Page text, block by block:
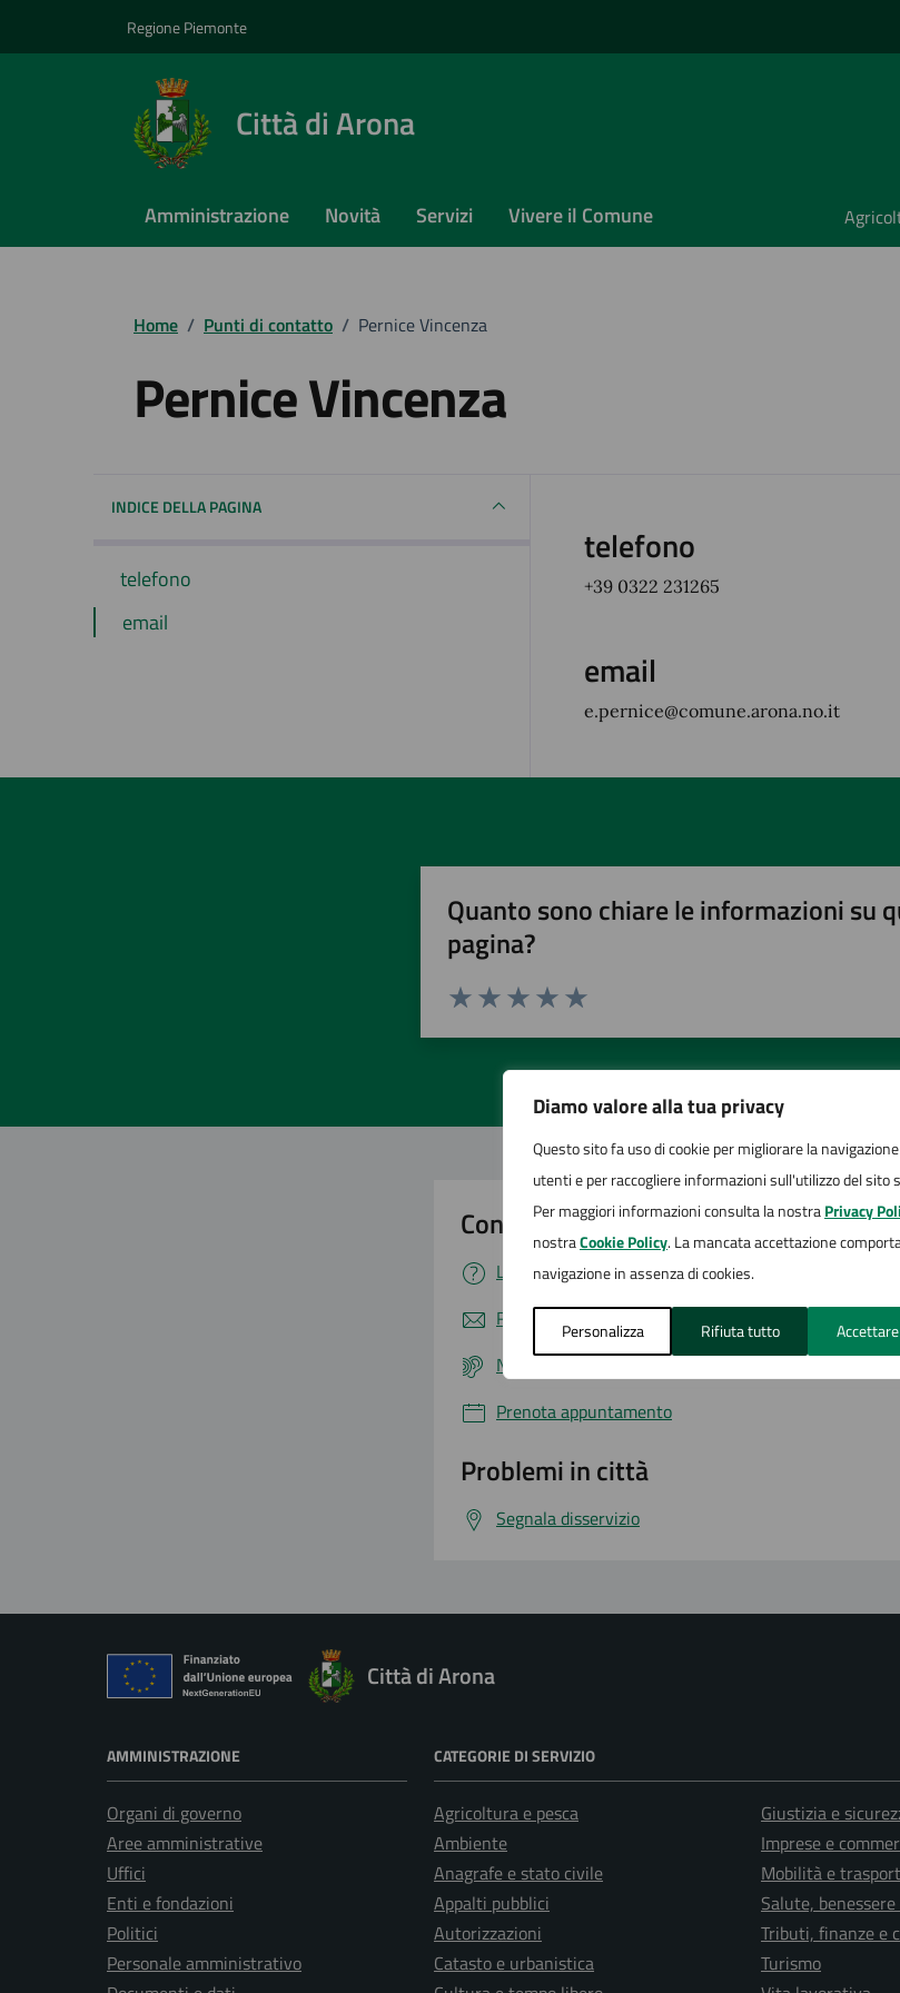
Diamo valore alla tua privacy
Questo sito fa uso di cookie per migliorare la
utenti e per raccogliere informazioni sull'utilizzo del sito
Per maggiori informazioni consulta la nostraPrivacy
nostraCookie Policy. La mancata accettazione
navigazione in assenza di cookies.
Personalizza Rifiuta tutto
Regione Piemonte
Città di Arona
Amministrazione Novità Servizi Vivere il Comune
Home / Punti di contatto / Pernice Vincenza
Pernice Vincenza
INDICE DELLA PAGINA
telefono
email
telefono
+39 0322 231265
email
e.pernice@comune.arona.no.it
Quanto sono chiare le informazioni su
pagina?
Contatta il comune
Leggi le domande frequenti
Richiedi assistenza
Numero verde
Prenota appuntamento
Problemi in città
Segnala disservizio
Città di Arona
AMMINISTRAZIONE
Organi di governo
Aree amministrative
Uffici
Enti e fondazioni
Politici
Personale amministrativo
CATEGORIE DI SERVIZIO
Agricoltura e pesca
Ambiente
Anagrafe e stato civile
Appalti pubblici
Autorizzazioni
Catasto e urbanistica
Giustizia e
Imprese e
Mobilità e
Salute,
Tributi, finanze e
Turismo